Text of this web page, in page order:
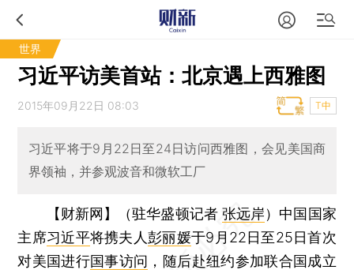
世界
习近平访美首站：北京遇上西雅图
2015年09月22日 08:03 T中
习近平将于9月22日至24日访问西雅图，会见美国商
界领袖，并参观波音和微软工厂
【财新网】（驻华盛顿记者 张远岸） 中国国家
主席习近平将携夫人彭丽媛于9月22日至25日首次
对美国进行国事访问 ，随后赴纽约参加联合国成立